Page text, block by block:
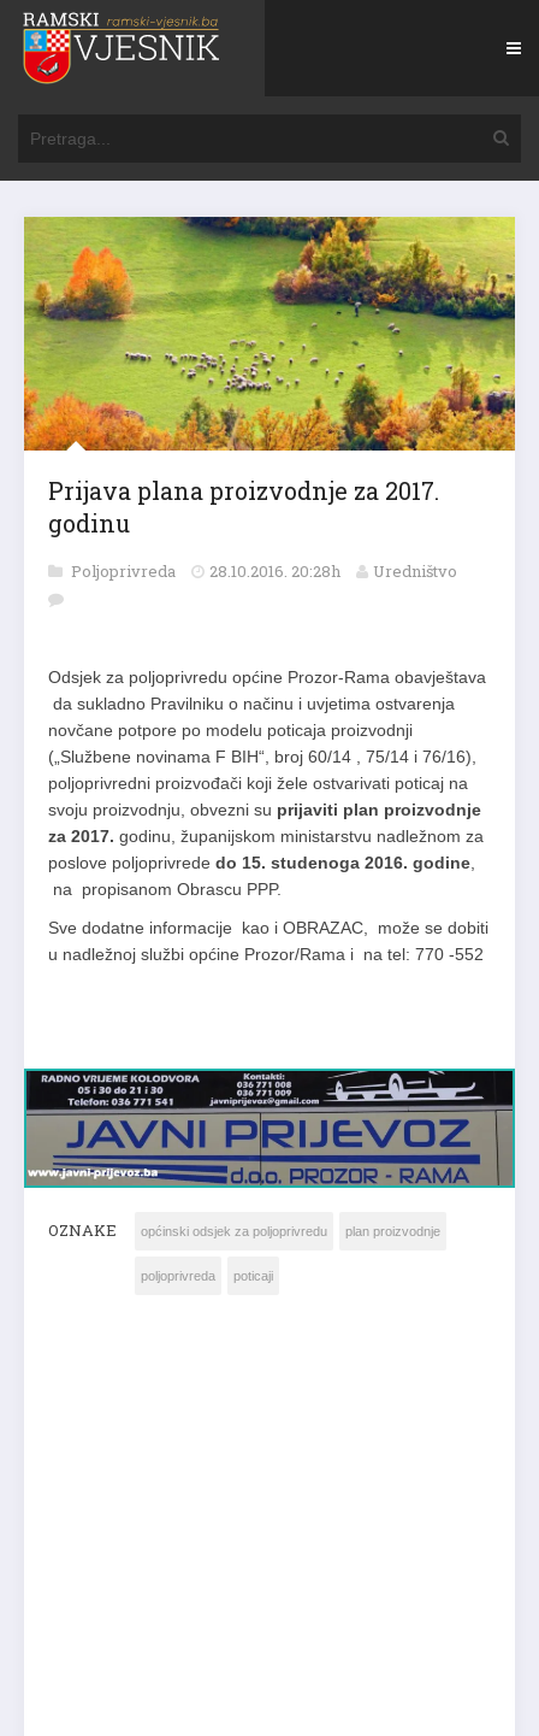
Prijava plana proizvodnje za 2017.
godinu
Poljoprivreda 28.10.2016. 20:28h Uredništvo
Odsjek za poljoprivredu općine Prozor-Rama obavještava
da sukladno Pravilniku o načinu i uvjetima ostvarenja
novčane potpore po modelu poticaja proizvodnji
(„Službene novinama F BIH“, broj 60/14 , 75/14 i 76/16),
poljoprivredni proizvođači koji žele ostvarivati poticaj na
svoju proizvodnju, obvezni su prijaviti plan proizvodnje
za 2017. godinu, županijskom ministarstvu nadležnom za
poslove poljoprivrede do 15. studenoga 2016. godine
na propisanom Obrascu PPP.
Sve dodatne informacije kao i OBRAZAC, može se dobiti
u nadležnoj službi općine Prozor/Rama i na tel: 770 -552
OZNAKE općinski odsjek za poljoprivredu plan proizvodnje
poljoprivreda poticaji